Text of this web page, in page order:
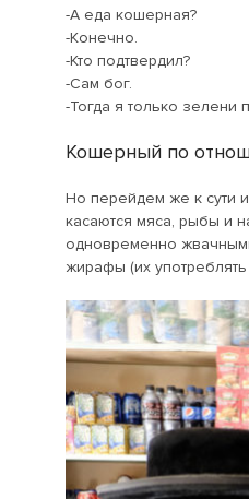
-А еда кошерная?
-Конечно.
-Кто подтвердил?
-Сам бог.
-Тогда я только зелени
Кошерный по
Но перейдем же к сути
касаются мяса, рыбы и
одновременно
жирафы (их